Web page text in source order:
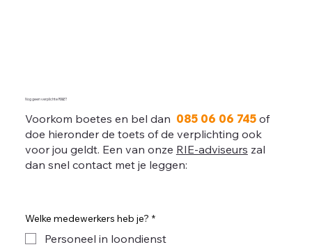
Nog geen verplichte RI&E?
Voorkom boetes en bel dan 085 06 06 745of
doe hieronder de toets of de verplichting ook
voor jou geldt. Een van onze RIE-adviseurs zal
dan snel contact met je leggen:
Welke medewerkers heb je? *
Personeel in loondienst